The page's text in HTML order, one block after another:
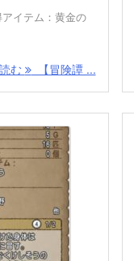
イテム：黄金の
む 【冒険譚 ...